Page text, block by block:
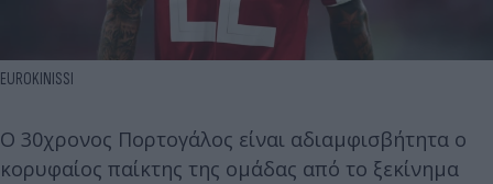
EUROKINISSI
Ο 30χρονος Πορτογάλος είναι αδιαμφισβήτητα ο
κορυφαίος παίκτης της ομάδας από το ξεκίνημα